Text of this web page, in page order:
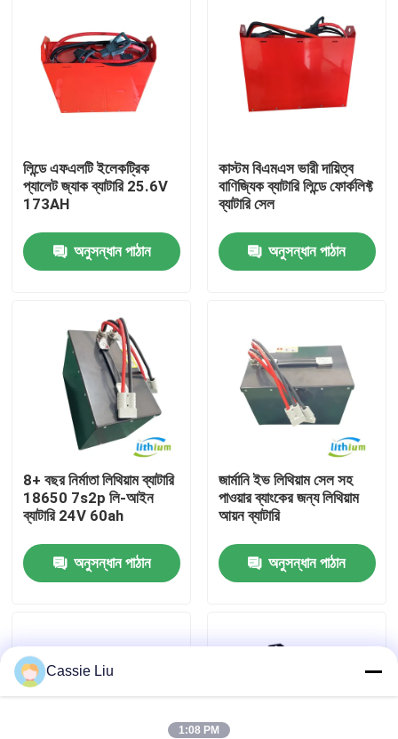
আমাদের সম্পর্কে
কারখানা ভ্রমণ
মান নিয়ন্ত্রণ
উদ্ধৃতির জন্য আবেদন
ফর্কলিফ্ট লিথিয়াম ব্যাটারি
৪৮ ভোল্ট লিথিয়াম-আয়ন ফর্কলিফ্ট ব্যাটারি
লিন্ডে এফএলটি ইলেকট্রিক
প্যালেট জ্যাক ব্যাটারি 25.6V
173AH
অনুসন্ধান পাঠান
কাস্টম বিএমএস ভারী দায়িত্ব
বাণিজ্যিক ব্যাটারি লিন্ডে ফোর্কলিফ্ট
ব্যাটারি সেল
অনুসন্ধান পাঠান
8+ বছর নির্মাতা লিথিয়াম ব্যাটারি
18650 7s2p লি-আইন
ব্যাটারি 24V 60ah
অনুসন্ধান পাঠান
জার্মানি ইভ লিথিয়াম সেল সহ
পাওয়ার ব্যাংকের জন্য লিথিয়াম
আয়ন ব্যাটারি
অনুসন্ধান পাঠান
Cassie Liu
1:08 PM